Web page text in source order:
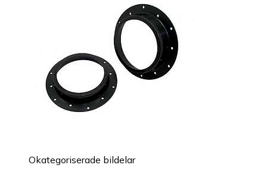
Okategoriserade bildelar